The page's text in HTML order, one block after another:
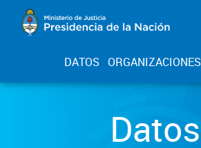
DATOS ORGANIZACIONES
Datos